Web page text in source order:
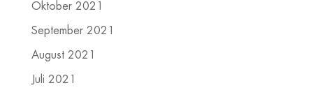
Oktober 2021
September 2021
August 2021
Juli 2021